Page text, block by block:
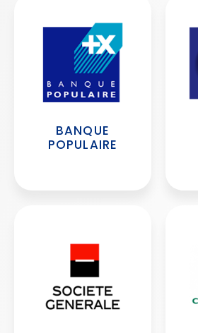
BANQUE
POPULAIRE